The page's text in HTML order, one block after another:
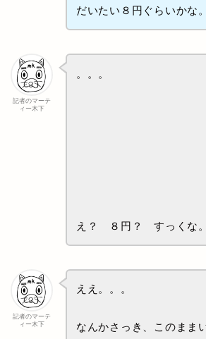
だいたい８円ぐらいかな。
記者のマーテ
ィー木下
。。。
え？ ８円？ すっくな。
記者のマーテ
ィー木下
ええ。。。
なんかさっき、このまま